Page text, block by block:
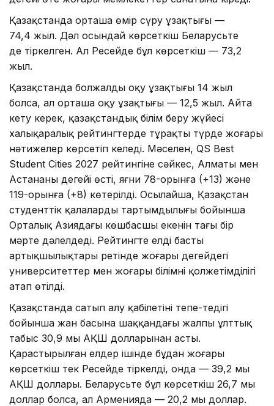
Қазақстанда орташа өмір сүру ұзақтығы —
74,4 жыл. Дәл осындай көрсеткіш Беларусьте
де тіркелген. Ал Ресейде бұл көрсеткіш — 73,2
жыл.
Қазақстанда болжалды оқу ұзақтығы 14 жыл
болса, ал орташа оқу ұзақтығы — 12,5 жыл. Айта
кету керек, қазақстандық білім беру жүйесі
халықаралық рейтингтерде тұрақты түрде жоғары
нәтижелер көрсетіп келеді. Мәселен, QS Best
Student Cities 2027 рейтингіне сәйкес, Алматы мен
Астананың деңгейі өсті, яғни 78-орынға (+13) және
119-орынға (+8) көтерілді. Осылайша, Қазақстан
студенттік қалалардың тартымдылығы бойынша
Орталық Азиядағы көшбасшы екенін тағы бір
мәрте дәлелдеді. Рейтингте елдің басты
артықшылықтары ретінде жоғары деңгейдегі
университеттер мен жоғары білімнің қолжетімділігі
атап өтілді.
Қазақстанда сатып алу қабілетінің тепе-теңдігі
бойынша жан басына шаққандағы жалпы ұлттық
табыс 30,9 мың АҚШ долларынан асты.
Қарастырылған елдер ішінде бұдан жоғары
көрсеткіш тек Ресейде тіркелді, онда — 39,2 мың
АҚШ доллары. Беларусьте бұл көрсеткіш 26,7 мың
доллар болса, ал Арменияда — 20,2 мың доллар.